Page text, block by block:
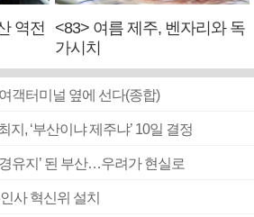
역전
<83> 여름 제주, 벤자리와 독
가시치
객터미널 옆에 선다(종합)
지, ‘부산이냐 제주냐’ 10일 결정
유지’ 된 부산…우려가 현실로
사 혁신위 설치